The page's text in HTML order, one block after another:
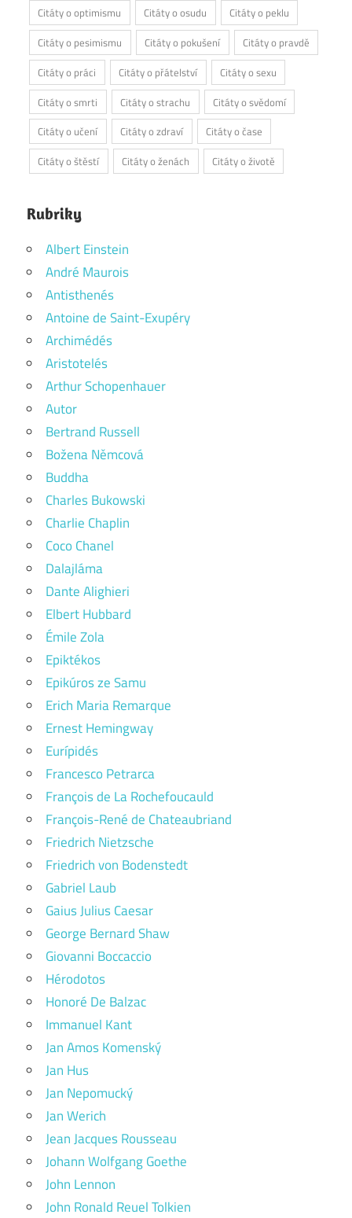
Citáty o optimismu Citáty o osudu
Citáty o peklu
Citáty o pesimismu
Citáty o pokušení
Citáty o pravdě
Citáty o práci
Citáty o přátelství
Citáty o sexu
Citáty o smrti
Citáty o strachu
Citáty o svědomí
Citáty o učení
Citáty o zdraví
Citáty o čase
Citáty o štěstí
Citáty o ženách Citáty o životě
Rubriky
Albert Einstein
André Maurois
Antisthenés
Antoine de Saint-Exupéry
Archimédés
Aristotelés
Arthur Schopenhauer
Autor
Bertrand Russell
Božena Němcová
Buddha
Charles Bukowski
Charlie Chaplin
Coco Chanel
Dalajláma
Dante Alighieri
Elbert Hubbard
Émile Zola
Epiktékos
Epikúros ze Samu
Erich Maria Remarque
Ernest Hemingway
Eurípidés
Francesco Petrarca
François de La Rochefoucauld
François-René de Chateaubriand
Friedrich Nietzsche
Friedrich von Bodenstedt
Gabriel Laub
Gaius Julius Caesar
George Bernard Shaw
Giovanni Boccaccio
Hérodotos
Honoré De Balzac
Immanuel Kant
Jan Amos Komenský
Jan Hus
Jan Nepomucký
Jan Werich
Jean Jacques Rousseau
Johann Wolfgang Goethe
John Lennon
John Ronald Reuel Tolkien